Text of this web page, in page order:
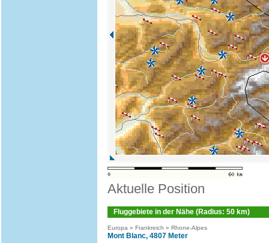
Aktuelle Position
Fluggebiete in der Nähe (Radius: 50 km)
Europa » Frankreich » Rhone-Alpes
Mont Blanc, 4807 Meter